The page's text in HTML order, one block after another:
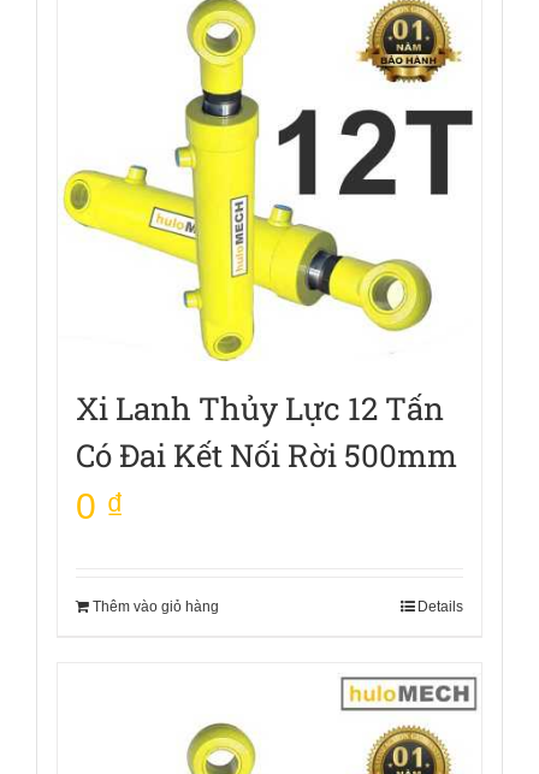
Xi Lanh Thủy Lực 12 Tấn
Có Đai Kết Nối Rời 500mm
0 ₫
Thêm vào giỏ hàng Details